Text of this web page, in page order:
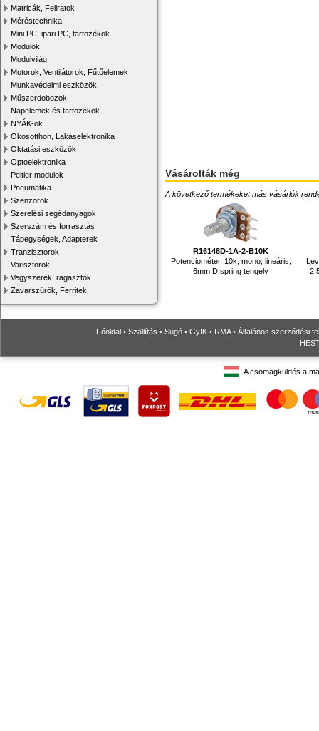
Matricák, Feliratok
Méréstechnika
Mini PC, ipari PC, tartozékok
Modulok
Modulvilág
Motorok, Ventilátorok, Fűtőelemek
Munkavédelmi eszközök
Műszerdobozok
Napelemek és tartozékok
NYÁK-ok
Okosotthon, Lakáselektronika
Oktatási eszközök
Optoelektronika
Peltier modulok
Pneumatika
Szenzorok
Szerelési segédanyagok
Szerszám és forrasztás
Tápegységek, Adapterek
Tranzisztorok
Varisztorok
Vegyszerek, ragasztók
Zavarszűrők, Ferritek
Vásárolták még
A következő termékeket más vásárlók
R16148D-1A-2-B10K
Potenciométer, 10k, mono, lineáris,
6mm D spring tengely
Főoldal • Szállítás • Súgó • GyIK • RMA• Általános szerződési
A csomagküldés a